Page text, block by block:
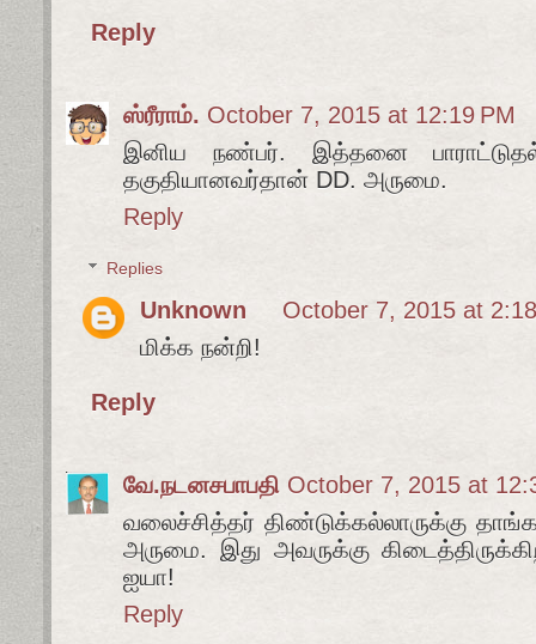
Reply
ஸ்ரீராம். October 7, 2015 at 12:19 PM
இனிய நண்பர். இத்தனை
தகுதியானவர்தான் DD. அருமை.
Reply
Replies
Unknown
October 7, 2015 at
மிக்க நன்றி!
Reply
வே.நடனசபாபதி October 7, 2015 at
வலைச்சித்தர் திண்டுக்கல்லாருக்கு
அருமை. இது அவருக்கு
ஐயா!
Reply